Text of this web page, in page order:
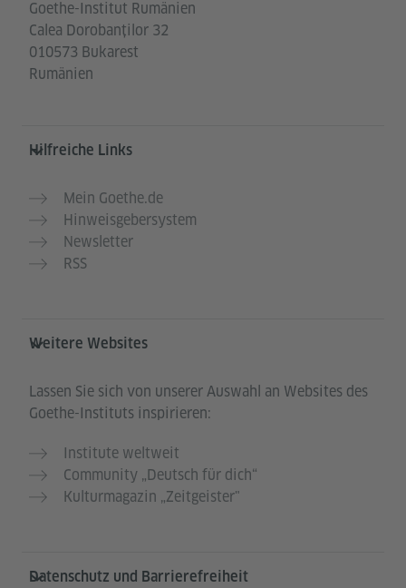
Goethe-Institut Rumänien
Calea Dorobanților 32
010573 Bukarest
Rumänien
Hilfreiche Links
Mein Goethe.de
Hinweisgebersystem
Newsletter
RSS
Weitere Websites
Lassen Sie sich von unserer Auswahl an Websites des
Goethe-Instituts inspirieren:
Institute weltweit
Community „Deutsch für dich“
Kulturmagazin „Zeitgeister"
Datenschutz und Barrierefreiheit